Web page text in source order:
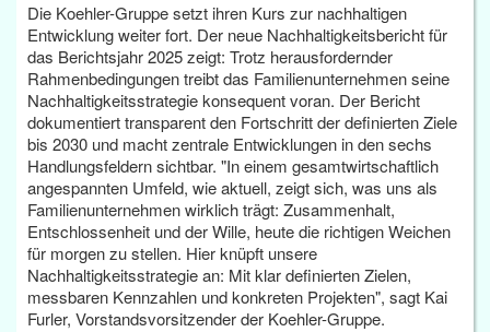
Die Koehler-Gruppe setzt ihren Kurs zur nachhaltigen
Entwicklung weiter fort. Der neue Nachhaltigkeitsbericht für
das Berichtsjahr 2025 zeigt: Trotz herausfordernder
Rahmenbedingungen treibt das Familienunternehmen seine
Nachhaltigkeitsstrategie konsequent voran. Der Bericht
dokumentiert transparent den Fortschritt der definierten Ziele
bis 2030 und macht zentrale Entwicklungen in den sechs
Handlungsfeldern sichtbar. "In einem gesamtwirtschaftlich
angespannten Umfeld, wie aktuell, zeigt sich, was uns als
Familienunternehmen wirklich trägt: Zusammenhalt,
Entschlossenheit und der Wille, heute die richtigen Weichen
für morgen zu stellen. Hier knüpft unsere
Nachhaltigkeitsstrategie an: Mit klar definierten Zielen,
messbaren Kennzahlen und konkreten Projekten", sagt Kai
Furler, Vorstandsvorsitzender der Koehler-Gruppe.